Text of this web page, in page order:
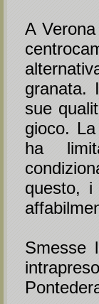
A
granata.
sue
gioco.
ha
questo, i
Smesse